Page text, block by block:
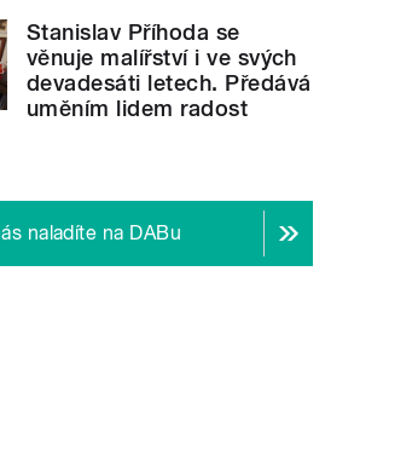
Stanislav Příhoda se
věnuje malířství i ve svých
devadesáti letech. Předává
uměním lidem radost
naladíte na DABu